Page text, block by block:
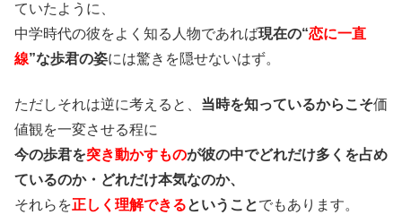
ていたように、
中学時代の彼をよく知る人物であれば現在の“恋に一直
線”な歩君の姿には驚きを隠せないはず。
ただしそれは逆に考えると、 当時を知っているからこそ価
値観を一変させる程に
今の歩君を突き動かすものが彼の中でどれだけ多くを占め
ているのか・どれだけ本気なのか、
それらを正しく理解できるということでもあります。